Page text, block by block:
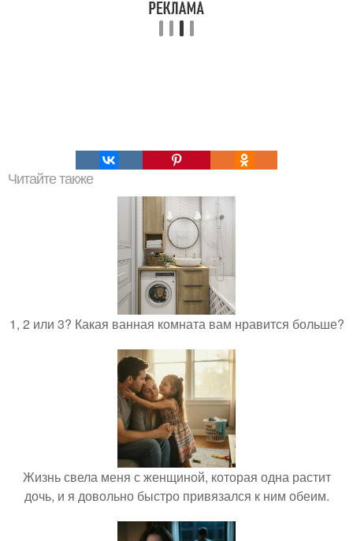
Читайте также
1, 2 или 3? Какая ванная комната вам нравится больше?
Жизнь свела меня с женщиной, которая одна растит
дочь, и я довольно быстро привязался к ним обеим.